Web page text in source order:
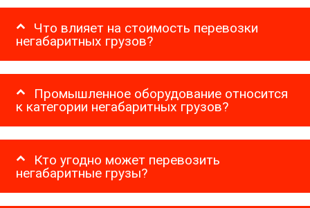
Что влияет на стоимость перевозки
негабаритных грузов?
Промышленное оборудование относится
к категории негабаритных грузов?
Кто угодно может перевозить
негабаритные грузы?